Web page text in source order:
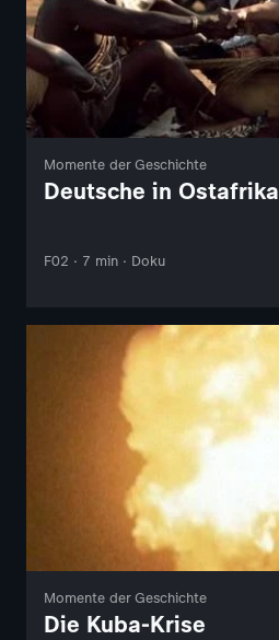
Momente der Geschichte
Deutsche in Ostafrika
F02 · 7 min · Doku
Momente der Geschichte
Die Kuba-Krise